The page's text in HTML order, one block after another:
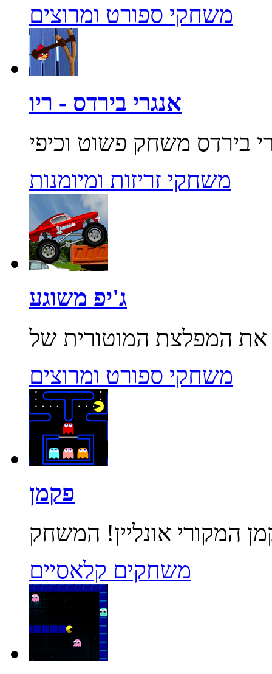
משחקי ספורט ומרוצים
אנגרי בירדס - ריו
משחקי זריזות ומיומנות
ג'יפ משוגע
משחקי ספורט ומרוצים
פקמן
משחקים קלאסיים